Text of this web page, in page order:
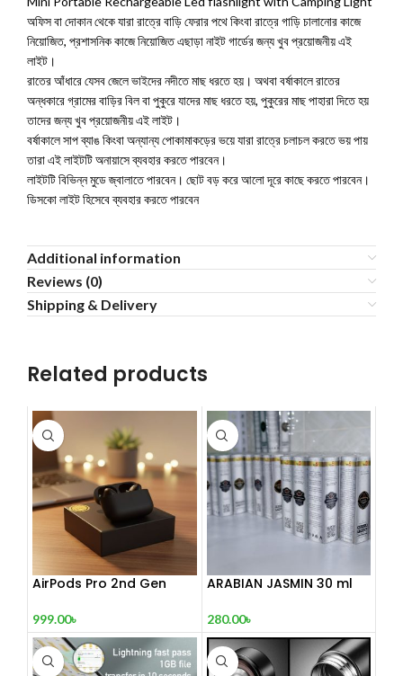
অফিস বা দোকান থেকে যারা রাত্রে বাড়ি ফেরার পথে কিংবা রাত্রে গাড়ি চালানোর কাজে
নিয়োজিত, প্রশাসনিক কাজে নিয়োজিত এছাড়া নাইট গার্ডের জন্য খুব প্রয়োজনীয় এই
লাইট।
রাতের আঁধারে যেসব জেলে ভাইদের নদীতে মাছ ধরতে হয়। অথবা বর্ষাকালে রাতের
অন্ধকারে গ্রামের বাড়ির বিল বা পুকুরে যাদের মাছ ধরতে হয়, পুকুরের মাছ পাহারা দিতে হয়
তাদের জন্য খুব প্রয়োজনীয় এই লাইট।
বর্ষাকালে সাপ ব্যাঙ কিংবা অন্যান্য পোকামাকড়ের ভয়ে যারা রাত্রে চলাচল করতে ভয় পায়
তারা এই লাইটটি অনায়াসে ব্যবহার করতে পারবেন।
লাইটটি বিভিন্ন মুডে জ্বালাতে পারবেন। ছোট বড় করে আলো দূরে কাছে করতে পারবেন।
ডিসকো লাইট হিসেবে ব্যবহার করতে পারবেন
Additional information
Reviews (0)
Shipping & Delivery
Related products
AirPods Pro 2nd Gen
999.00৳
ARABIAN JASMIN 30 ml
280.00৳